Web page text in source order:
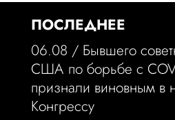
ПОСЛЕДНЕЕ
06.08 / Бывшего
США по борьбе с
признали виновным в
Конгрессу